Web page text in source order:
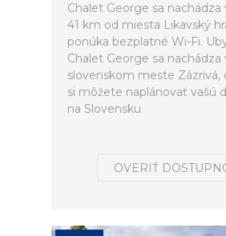
Chalet George sa nachádza
41 km od miesta Likavský
ponúka bezplatné Wi-Fi.
Chalet George sa nachádza
slovenskom meste Zázrivá,
si môžete naplánovať vašú
na Slovensku.
OVERIŤ